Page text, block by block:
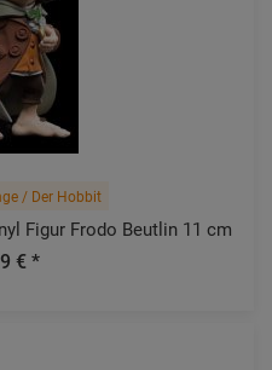
/ Der Hobbit
Figur Frodo Beutlin 11 cm
€ *